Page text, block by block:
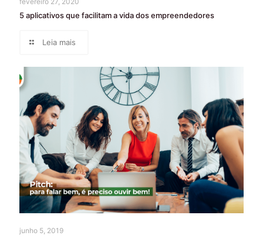
5 aplicativos que facilitam a vida dos empreendedores
Leia mais
junho 5, 2019